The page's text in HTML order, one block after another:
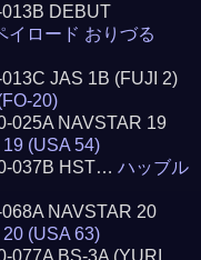
DEBUT
イロード おりづる
JAS 1B (FUJI 2)
20)
025A NAVSTAR 19
(USA 54)
037B HST…ハッブル
NAVSTAR 20
(USA 63)
077A BS-3A (YURI